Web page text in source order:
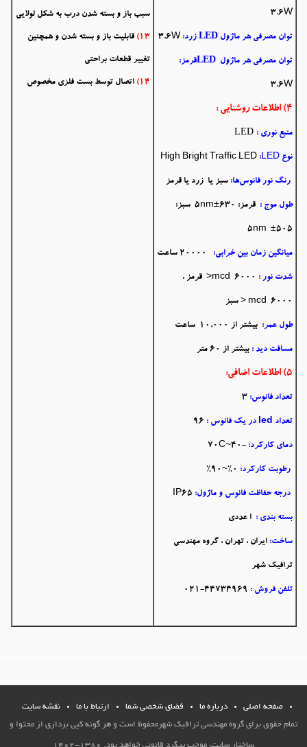
3.6W
توان مصرفی هر ماژولLED زرد:3.6W
توان مصرفی هر ماژولLEDقرمز:
3.6W
4) اطلاعات روشنایی :
منبع نوری : LED
نوع High Bright Traffic LED:LED
رنگ نور فانوس‌ها: سبز یا زرد یا قرمز
طول موج : قرمز: 630±5nm سبز:
505± 5nm
میانگین زمان بین خرابی:
شدت نور : mcd 6000< قرمز ،
mcd 6000 < سبز
طول عمر: بیشتر از 10,000 ساعت
مسافت دید : بیشتر از 60 متر
5) اطلاعات اضافی:
تعداد فانوس: 3
تعداد led در یک فانوس : 96
دمای کارکرد: -40~70C
رطوبت کارکرد: 0%~90%
درجه حفاظت فانوس و ماژول: IP65
بسته بندی : ا عددی
ساخت:ایران ، تهران ، گروه مهندسی
ترافیک شهر
تلفن فروش :
سبب باز و بسته شدن درب به شکل لولایی
13) قابلیت باز و بسته شدن و همچنین
تغییر قطعات براحتی
14) اتصال توسط بست فلزی مخصوص
صفحه اصلي درباره ما فضاي شخصي شما ارتباط با ما
نقشه سایت
تمام حقوق برای گروه مهندسی ترافیک شهرمحفوظ است و هر گونه کپی برداری از محتوا و